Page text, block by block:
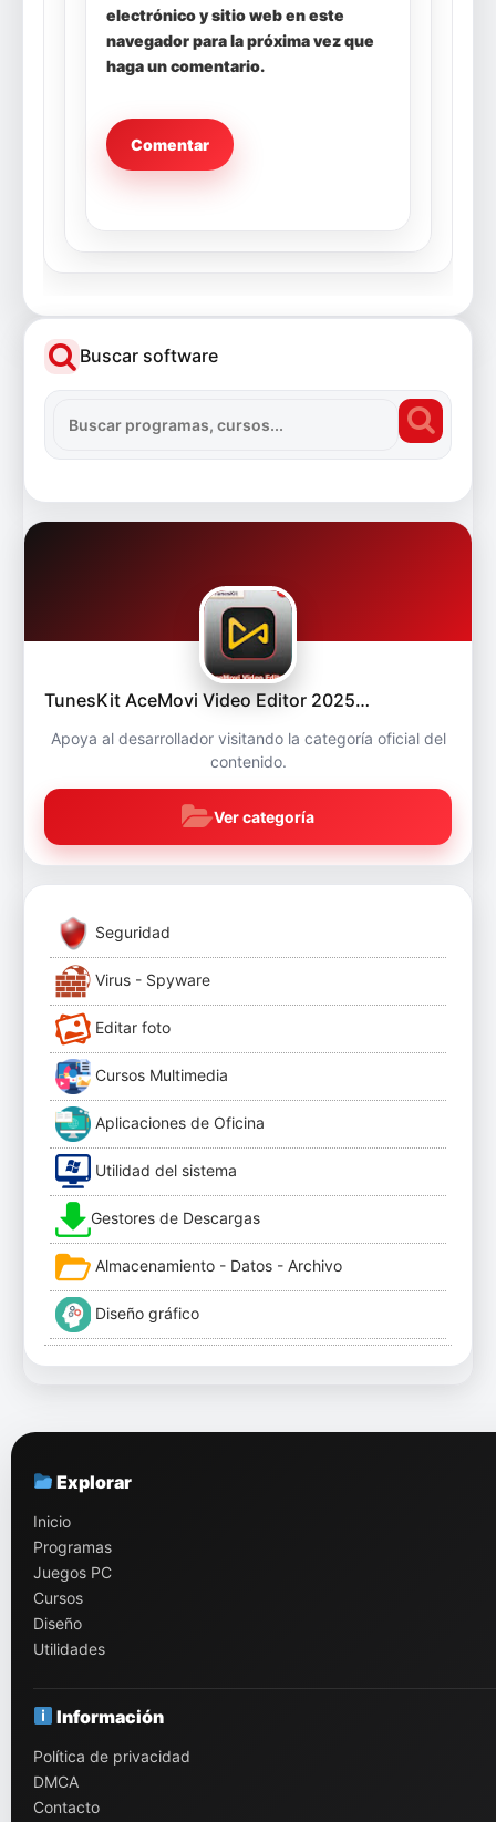
electrónico y sitio web en este
navegador para la próxima vez que
haga un comentario.
Buscar software
TunesKit AceMovi Video Editor 2025…
Apoya al desarrollador visitando la categoría oficial del
contenido.
Ver categoría
Seguridad
Virus - Spyware
Editar foto
Cursos Multimedia
Aplicaciones de Oficina
Utilidad del sistema
Gestores de Descargas
Almacenamiento - Datos - Archivo
Diseño gráfico
Explorar
Inicio
Programas
Juegos PC
Cursos
Diseño
Utilidades
Información
Política de privacidad
DMCA
Contacto